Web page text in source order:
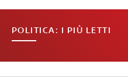
POLITICA: I PIÙ LETTI